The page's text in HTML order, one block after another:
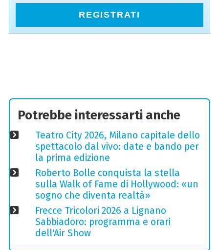
REGISTRATI
Potrebbe interessarti anche
Teatro City 2026, Milano capitale dello
spettacolo dal vivo: date e bando per
la prima edizione
Roberto Bolle conquista la stella
sulla Walk of Fame di Hollywood: «un
sogno che diventa realtà»
Frecce Tricolori 2026 a Lignano
Sabbiadoro: programma e orari
dell'Air Show